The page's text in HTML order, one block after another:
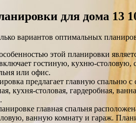
для дома 13
вариантов оптимальных
этой планировки
гостиную, кухню-столовую,
или офис.
предлагает главную спальню
кухня-столовая, гардеробная,
главная спальня
ванную комнату и гараж.